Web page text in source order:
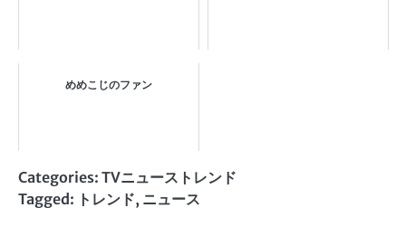
めめこじのファン
Categories: TVニューストレンド
Tagged: トレンド, ニュース